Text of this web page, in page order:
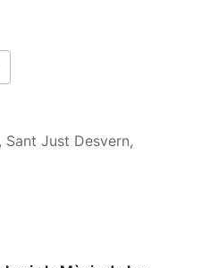
Sant Just Desvern,